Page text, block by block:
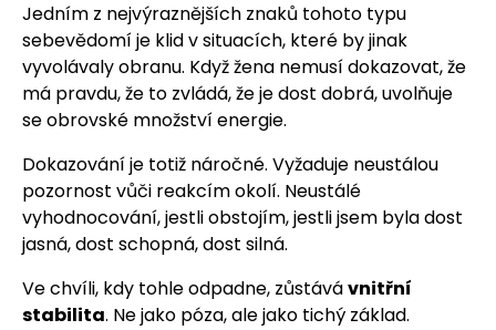
Jedním z nejvýraznějších znaků tohoto typu
sebevědomí je klid v situacích, které by jinak
vyvolávaly obranu. Když žena nemusí dokazovat, že
má pravdu, že to zvládá, že je dost dobrá, uvolňuje
se obrovské množství energie.
Dokazování je totiž náročné. Vyžaduje neustálou
pozornost vůči reakcím okolí. Neustálé
vyhodnocování, jestli obstojím, jestli jsem byla dost
jasná, dost schopná, dost silná.
Ve chvíli, kdy tohle odpadne, zůstávávnitřní
stabilita. Ne jako póza, ale jako tichý základ.